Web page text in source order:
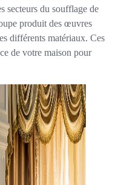
secteurs du soufflage de
produit des œuvres
différents matériaux. Ces
de votre maison pour